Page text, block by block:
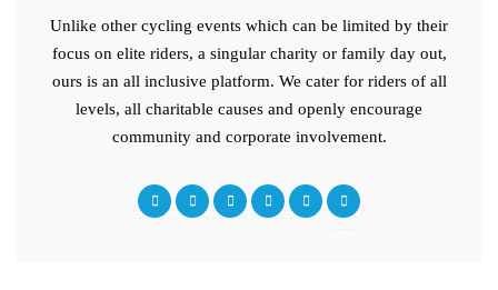
Unlike other cycling events which can be limited by their
focus on elite riders, a singular charity or family day out,
ours is an all inclusive platform. We cater for riders of all
levels, all charitable causes and openly encourage
community and corporate involvement.